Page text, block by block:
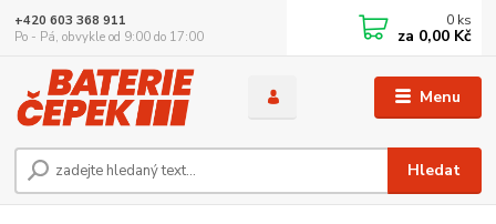
Menu
Hledat
+420 603 368 911
Po - Pá, obvykle od 9:00 do 17:00
0 ks
za 0,00 Kč